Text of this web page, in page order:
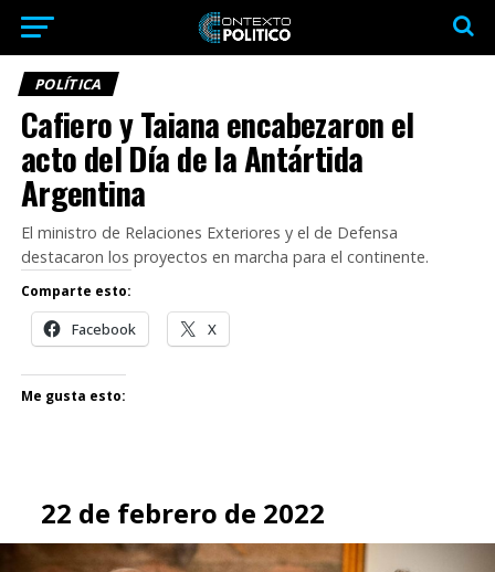
POLÍTICA
Cafiero y Taiana encabezaron el
acto del Día de la Antártida
Argentina
El ministro de Relaciones Exteriores y el de Defensa
destacaron los proyectos en marcha para el continente.
Comparte esto:
Facebook X
Me gusta esto:
22 de febrero de 2022